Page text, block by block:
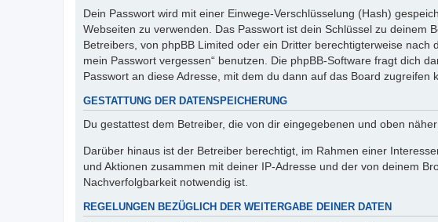
Dein Passwort wird mit einer Einwege-Verschlüsselung (Hash)
Webseiten zu verwenden. Das Passwort ist dein Schlüssel zu
Betreibers, von phpBB Limited oder ein Dritter berechtigterweise
mein Passwort vergessen“ benutzen. Die phpBB-Software fragt dich
Passwort an diese Adresse, mit dem du dann auf das Board zugreifen
GESTATTUNG DER DATENSPEICHERUNG
Du gestattest dem Betreiber, die von dir eingegebenen und oben
Darüber hinaus ist der Betreiber berechtigt, im Rahmen einer
und Aktionen zusammen mit deiner IP-Adresse und der von deinem
Nachverfolgbarkeit notwendig ist.
REGELUNGEN BEZÜGLICH DER WEITERGABE DEINER DATEN